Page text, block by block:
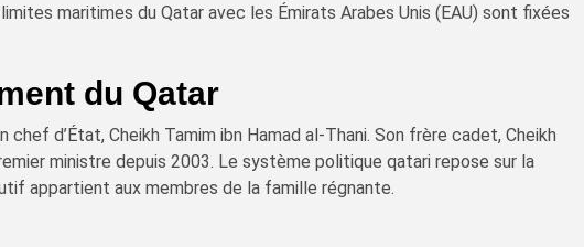
maritimes du Qatar avec les Émirats Arabes Unis (EAU) sont fixées
du Qatar
d’État, Cheikh Tamim ibn Hamad al-Thani. Son frère cadet, Cheikh
ministre depuis 2003. Le système politique qatari repose sur la
appartient aux membres de la famille régnante.